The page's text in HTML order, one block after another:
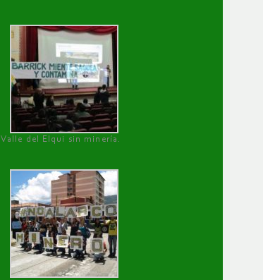
Valle del Elqui sin minería.